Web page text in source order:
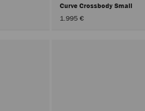
Curve Crossbody Small
1.995 €